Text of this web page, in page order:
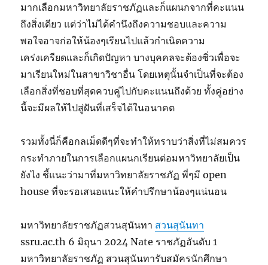
มากเลือกมหาวิทยาลัยราชภัฏและก็แผนกจากที่คะแนน
ถึงสิ่งเดียว แต่ว่าไม่ได้คำนึงถึงความชอบและความ
พอใจอาจก่อให้น้องๆเรียนไปแล้วกำเนิดความ
เคร่งเครียดและก็เกิดปัญหา บางบุคคลจะต้องซิ่วเพื่อจะ
มาเรียนใหม่ในสาขาวิชาอื่น โดยเหตุนั้นจำเป็นที่จะต้อง
เลือกสิ่งที่ชอบที่สุดควบคู่ไปกับคะแนนถึงด้วย ทั้งคู่อย่าง
นี้จะมีผลให้ไปสู่ฝันที่เสร็จได้ในอนาคต
รวมทั้งนี่ก็คือกลเม็ดดีๆที่จะทำให้ทราบว่าสิ่งที่ไม่สมควร
กระทำภายในการเลือกแผนกเรียนต่อมหาวิทยาลัยเป็น
ยังไง ชี้แนะว่ามาที่มหาวิทยาลัยราชภัฏ พี่ๆมี open
house ที่จะรอเสนอแนะให้คำปรึกษาน้องๆแน่นอน
มหาวิทยาลัยราชภัฏสวนสุนันทา สวนสุนันทา
ssru.ac.th 6 มิถุนา 2024 Nate ราชภัฏอันดับ 1
มหาวิทยาลัยราชภัฏ สวนสุนันทารับสมัครนักศึกษา